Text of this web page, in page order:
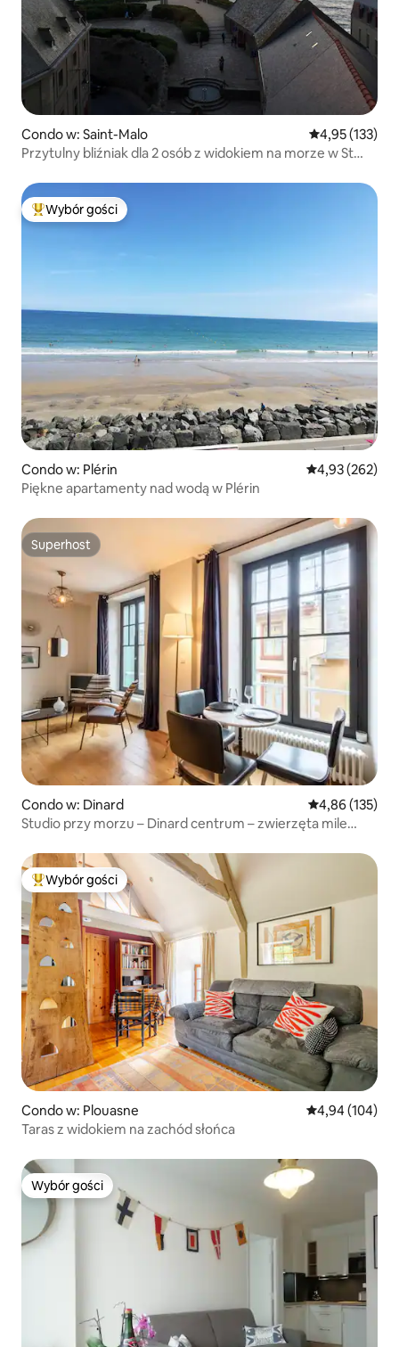
Condo w: Saint-Malo Średnia
4,95 (133)
Przytulny bliźniak dla 2 osób z widokiem na morze w St
Najpopularniejsze z kategorii Wybór gości
Wybór gości
Condo w: Plérin Średnia
4,93 (262)
Piękne apartamenty nad wodą w Plérin
Superhost
Superhost
Condo w: Dinard Średnia
4,86 (135)
Studio przy morzu – Dinard centrum – zwierzęta mile
Najpopularniejsze z kategorii Wybór gości
Wybór gości
Condo w: Plouasne Średnia
4,94 (104)
Taras z widokiem na zachód słońca
Wybór gości
Wybór gości